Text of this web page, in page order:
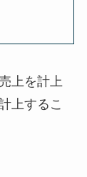
上を計上
上するこ